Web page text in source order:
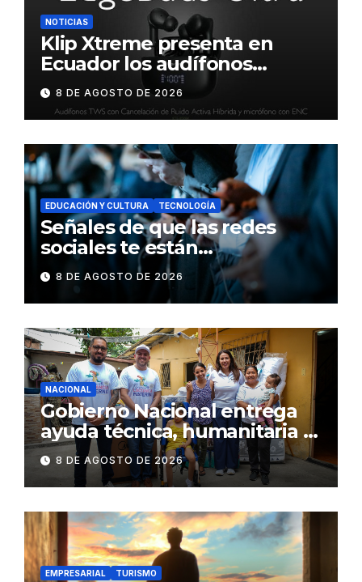
NOTICIAS
Klip Xtreme presenta en
Ecuador los audífonos
DynaBuds con sonido
inteligente y control táctil
8 DE AGOSTO DE 2026
EDUCACIÓN Y CULTURA TECNOLOGÍA
Señales de que las redes
sociales te están
consumiendo
8 DE AGOSTO DE 2026
NACIONAL
Gobierno Nacional entrega
ayuda técnica, humanitaria y
Bono Joaquín Gallegos Lara a
familia en situación de
vulnerabilidad
8 DE AGOSTO DE 2026
EMPRESARIAL TURISMO